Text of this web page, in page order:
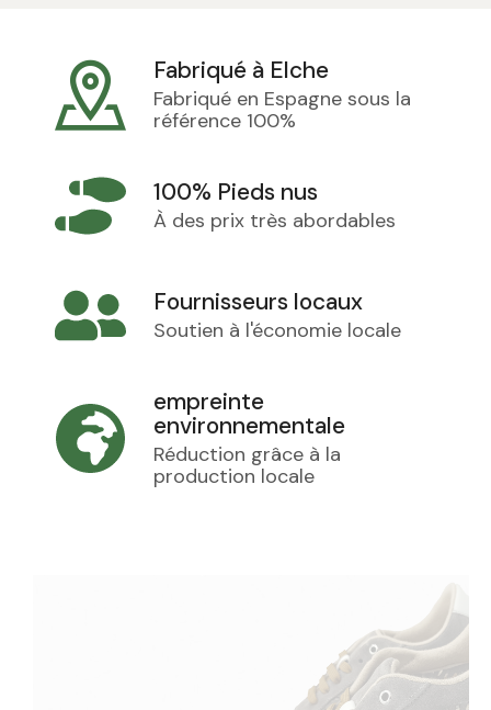
Fabriqué à Elche
Fabriqué en Espagne sous la
référence 100%
100% Pieds nus
À des prix très abordables
Fournisseurs locaux
Soutien à l'économie locale
empreinte
environnementale
Réduction grâce à la
production locale